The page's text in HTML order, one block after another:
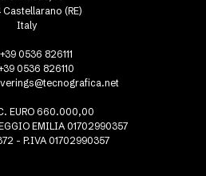
Castellarano (RE)
Italy
0536 826111
0536 826110
EURO 660.000,00
EMILIA 01702990357
- P.IVA 01702990357